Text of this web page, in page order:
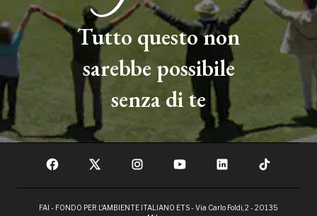
Tutto questo non
sarebbe possibile
senza di te
FAI - FONDO PER L'AMBIENTE ITALIANO ETS - Via Carlo Foldi, 2 - 20135